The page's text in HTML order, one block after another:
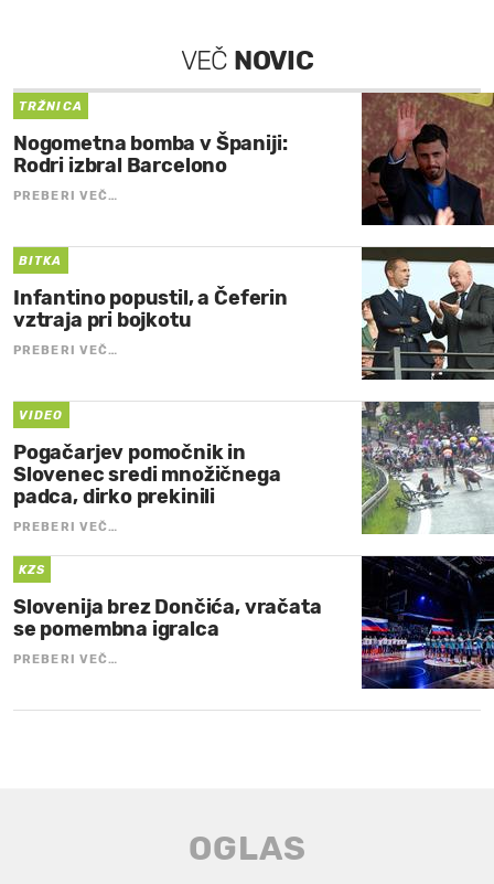
VEČ NOVIC
TRŽNICA
Nogometna bomba v Španiji:
Rodri izbral Barcelono
PREBERI VEČ…
BITKA
Infantino popustil, a Čeferin
vztraja pri bojkotu
PREBERI VEČ…
VIDEO
Pogačarjev pomočnik in
Slovenec sredi množičnega
padca, dirko prekinili
PREBERI VEČ…
KZS
Slovenija brez Dončića, vračata
se pomembna igralca
PREBERI VEČ…